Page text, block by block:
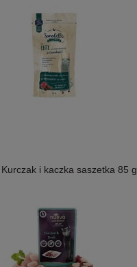
i kaczka saszetka 85 g